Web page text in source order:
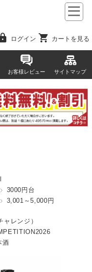
ログイン shopping_cart カートを見る
お客様レビュー サイトマップ
3000円台
3,001～5,000円
レンジ）
酒